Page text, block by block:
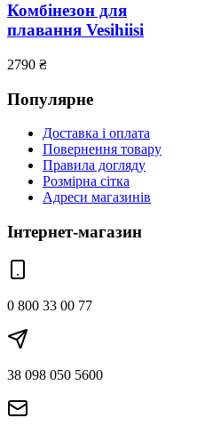
Комбінезон для
плавання Vesihiisi
2790 ₴
Популярне
Доставка і оплата
Повернення товару
Правила догляду
Розмірна сітка
Адреси магазинів
Інтернет-магазин
0 800 33 00 77
38 098 050 5600